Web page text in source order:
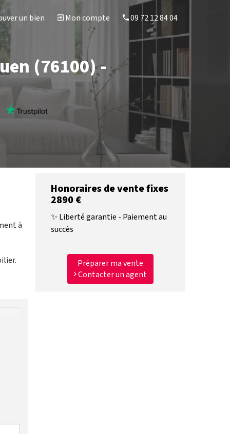
un bien Mon compte 09 72 12 84 04
(76100) -
à
Honoraires de vente fixes
2890 €
✨ Liberté garantie - Paiement au
succès
Préparer ma vente
Contacter un agent